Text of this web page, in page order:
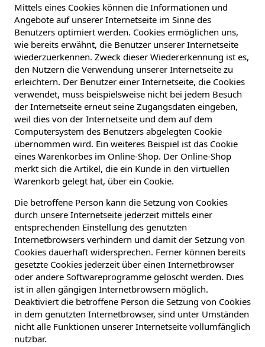
Mittels eines Cookies können die Informationen und
Angebote auf unserer Internetseite im Sinne des
Benutzers optimiert werden. Cookies ermöglichen uns,
wie bereits erwähnt, die Benutzer unserer Internetseite
wiederzuerkennen. Zweck dieser Wiedererkennung ist es,
den Nutzern die Verwendung unserer Internetseite zu
erleichtern. Der Benutzer einer Internetseite, die Cookies
verwendet, muss beispielsweise nicht bei jedem Besuch
der Internetseite erneut seine Zugangsdaten eingeben,
weil dies von der Internetseite und dem auf dem
Computersystem des Benutzers abgelegten Cookie
übernommen wird. Ein weiteres Beispiel ist das Cookie
eines Warenkorbes im Online-Shop. Der Online-Shop
merkt sich die Artikel, die ein Kunde in den virtuellen
Warenkorb gelegt hat, über ein Cookie.
Die betroffene Person kann die Setzung von Cookies
durch unsere Internetseite jederzeit mittels einer
entsprechenden Einstellung des genutzten
Internetbrowsers verhindern und damit der Setzung von
Cookies dauerhaft widersprechen. Ferner können bereits
gesetzte Cookies jederzeit über einen Internetbrowser
oder andere Softwareprogramme gelöscht werden. Dies
ist in allen gängigen Internetbrowsern möglich.
Deaktiviert die betroffene Person die Setzung von Cookies
in dem genutzten Internetbrowser, sind unter Umständen
nicht alle Funktionen unserer Internetseite vollumfänglich
nutzbar.